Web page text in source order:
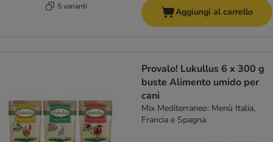
5 varianti
Aggiungi al carrello
Provalo! Lukullus 6 x 300 g
buste Alimento umido per
cani
Mix Mediterraneo: Menù Italia,
Francia e Spagna